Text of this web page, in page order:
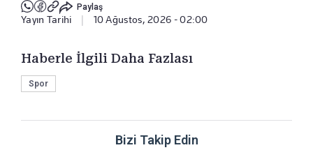
Paylaş
Yayın Tarihi 10 Ağustos, 2026 - 02:00
Haberle İlgili Daha Fazlası
Spor
Bizi Takip Edin